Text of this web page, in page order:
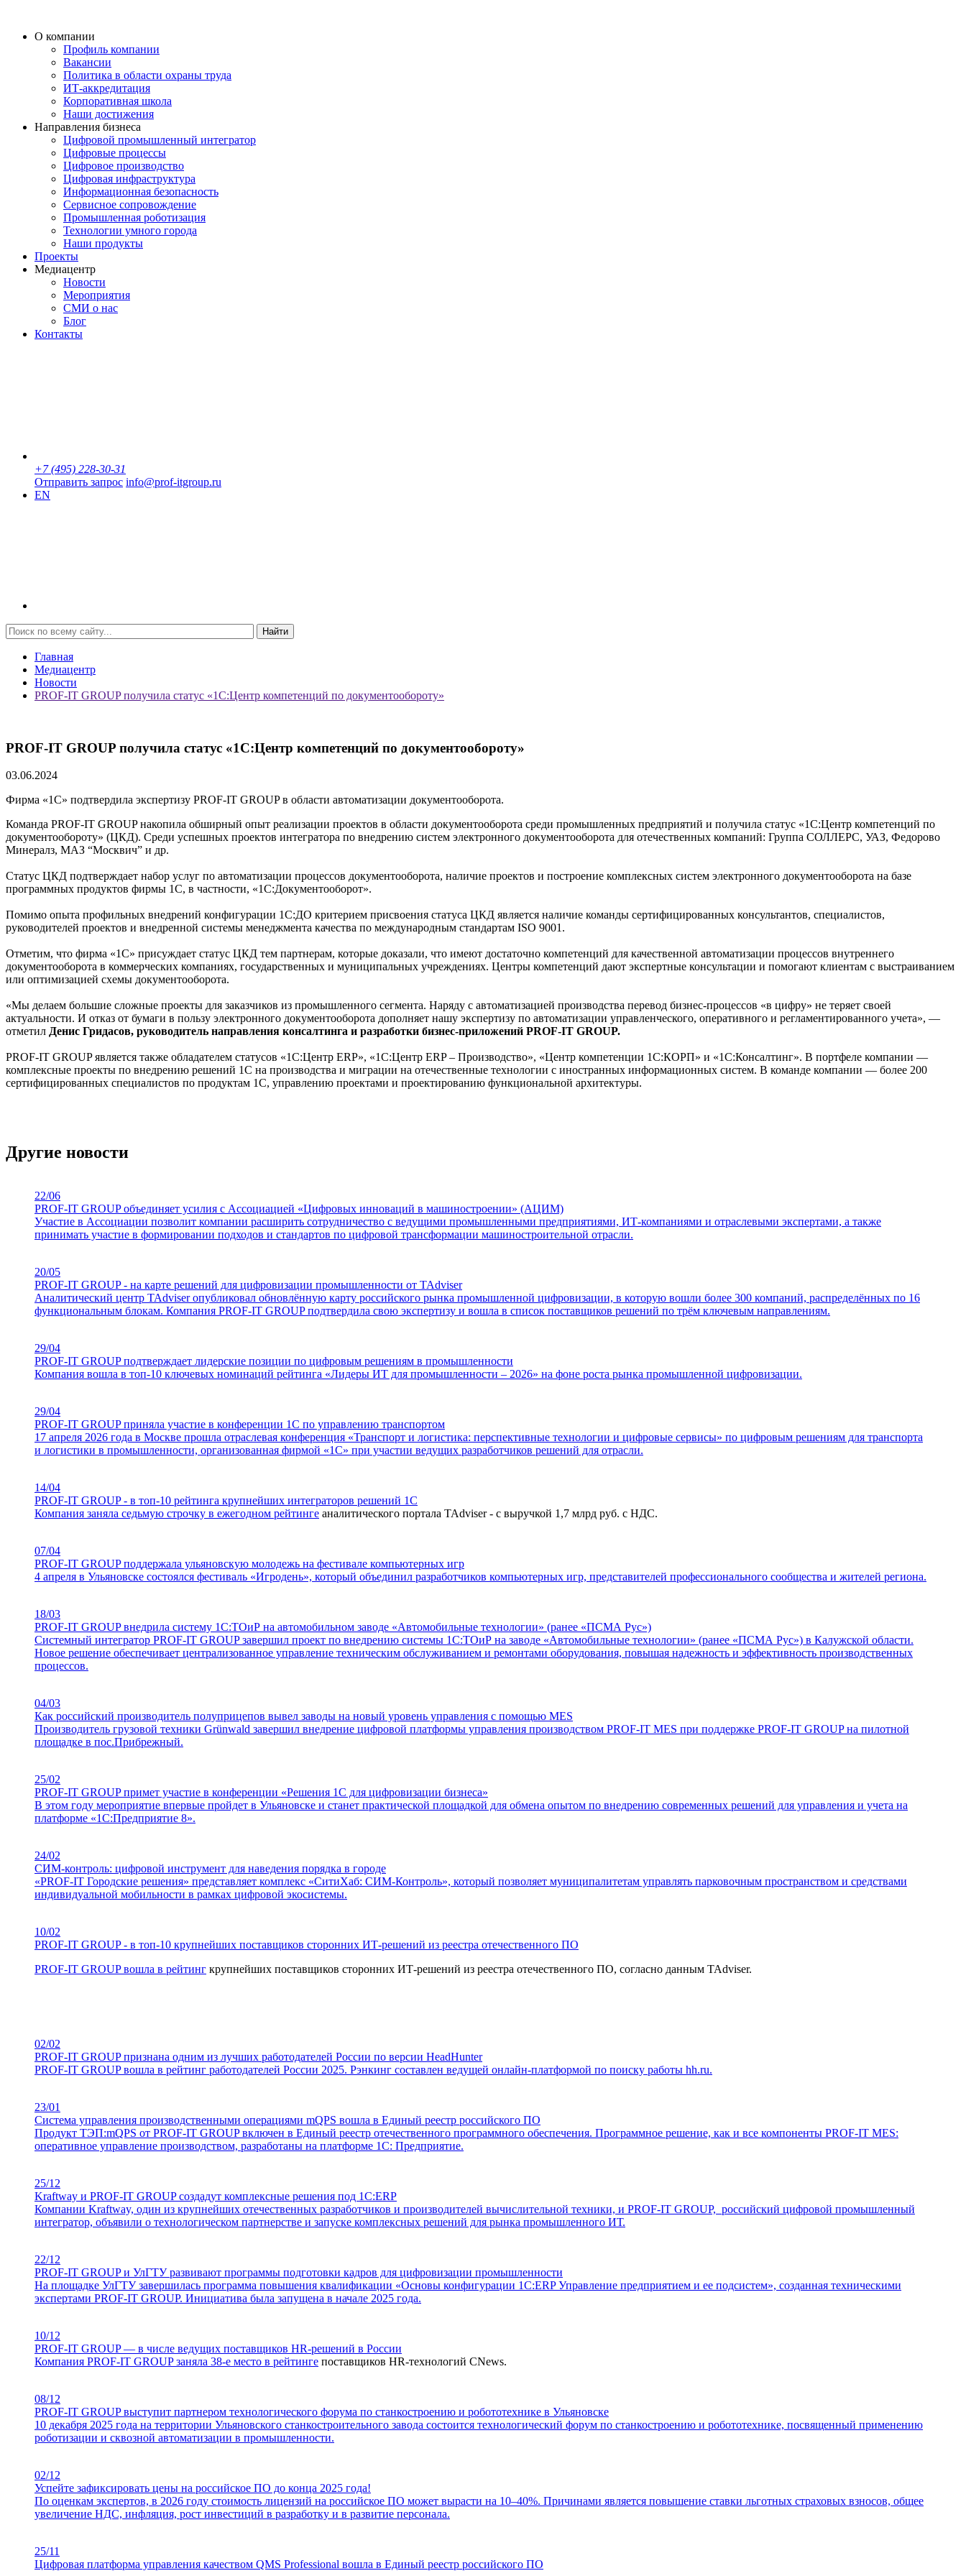
О компании
Профиль компании
Вакансии
Политика в области охраны труда
ИТ-аккредитация
Корпоративная школа
Наши достижения
Направления бизнеса
Цифровой промышленный интегратор
Цифровые процессы
Цифровое производство
Цифровая инфраструктура
Информационная безопасность
Сервисное сопровождение
Промышленная роботизация
Технологии умного города
Наши продукты
Проекты
Медиацентр
Новости
Мероприятия
СМИ о нас
Блог
Контакты
+7 (495) 228-30-31
Отправить запрос info@prof-itgroup.ru
EN
Найти
Главная
Медиацентр
Новости
PROF-IT GROUP получила статус «1С:Центр компетенций по документообороту»
PROF-IT GROUP получила статус «1С:Центр компетенций по документообороту»
03.06.2024
Фирма «1С» подтвердила экспертизу PROF-IT GROUP в области автоматизации документооборота.
Команда PROF-IT GROUP накопила обширный опыт реализации проектов в области документооборота среди промышленных предприятий и получила статус «1С:Центр компетенций по
документообороту» (ЦКД). Среди успешных проектов интегратора по внедрению систем электронного документооборота для отечественных компаний: Группа СОЛЛЕРС, УАЗ, Федорово
Минералз, МАЗ “Москвич” и др.
Статус ЦКД подтверждает набор услуг по автоматизации процессов документооборота, наличие проектов и построение комплексных систем электронного документооборота на базе
программных продуктов фирмы 1С, в частности, «1С:Документооборот».
Помимо опыта профильных внедрений конфигурации 1С:ДО критерием присвоения статуса ЦКД является наличие команды сертифицированных консультантов, специалистов,
руководителей проектов и внедренной системы менеджмента качества по международным стандартам ISO 9001.
Отметим, что фирма «1С» присуждает статус ЦКД тем партнерам, которые доказали, что имеют достаточно компетенций для качественной автоматизации процессов внутреннего
документооборота в коммерческих компаниях, государственных и муниципальных учреждениях. Центры компетенций дают экспертные консультации и помогают клиентам с выстраиванием
или оптимизацией схемы документооборота.
«Мы делаем большие сложные проекты для заказчиков из промышленного сегмента. Наряду с автоматизацией производства перевод бизнес-процессов «в цифру» не теряет своей
актуальности. И отказ от бумаги в пользу электронного документооборота дополняет нашу экспертизу по автоматизации управленческого, оперативного и регламентированного учета», —
отметил Денис Гридасов, руководитель направления консалтинга и разработки бизнес-приложений PROF-IT GROUP.
PROF-IT GROUP является также обладателем статусов «1С:Центр ERP», «1С:Центр ERP – Производство», «Центр компетенции 1С:КОРП» и «1С:Консалтинг». В портфеле компании —
комплексные проекты по внедрению решений 1С на производства и миграции на отечественные технологии с иностранных информационных систем. В команде компании — более 200
сертифицированных специалистов по продуктам 1С, управлению проектами и проектированию функциональной архитектуры.
Другие новости
22/06
PROF-IT GROUP объединяет усилия с Ассоциацией «Цифровых инноваций в машиностроении» (АЦИМ)
Участие в Ассоциации позволит компании расширить сотрудничество с ведущими промышленными предприятиями, ИТ-компаниями и отраслевыми экспертами, а также
принимать участие в формировании подходов и стандартов по цифровой трансформации машиностроительной отрасли.
20/05
PROF-IT GROUP - на карте решений для цифровизации промышленности от TAdviser
Аналитический центр TAdviser опубликовал обновлённую карту российского рынка промышленной цифровизации, в которую вошли более 300 компаний, распределённых по 16
функциональным блокам. Компания PROF-IT GROUP подтвердила свою экспертизу и вошла в список поставщиков решений по трём ключевым направлениям.
29/04
PROF-IT GROUP подтверждает лидерские позиции по цифровым решениям в промышленности
Компания вошла в топ-10 ключевых номинаций рейтинга «Лидеры ИТ для промышленности – 2026» на фоне роста рынка промышленной цифровизации.
29/04
PROF-IT GROUP приняла участие в конференции 1С по управлению транспортом
17 апреля 2026 года в Москве прошла отраслевая конференция «Транспорт и логистика: перспективные технологии и цифровые сервисы» по цифровым решениям для транспорта
и логистики в промышленности, организованная фирмой «1С» при участии ведущих разработчиков решений для отрасли.
14/04
PROF-IT GROUP - в топ-10 рейтинга крупнейших интеграторов решений 1С
Компания заняла седьмую строчку в ежегодном рейтинге аналитического портала TAdviser - с выручкой 1,7 млрд руб. с НДС.
07/04
PROF-IT GROUP поддержала ульяновскую молодежь на фестивале компьютерных игр
4 апреля в Ульяновске состоялся фестиваль «Игродень», который объединил разработчиков компьютерных игр, представителей профессионального сообщества и жителей региона.
18/03
PROF-IT GROUP внедрила систему 1С:ТОиР на автомобильном заводе «Автомобильные технологии» (ранее «ПСМА Рус»)
Системный интегратор PROF-IT GROUP завершил проект по внедрению системы 1С:ТОиР на заводе «Автомобильные технологии» (ранее «ПСМА Рус») в Калужской области.
Новое решение обеспечивает централизованное управление техническим обслуживанием и ремонтами оборудования, повышая надежность и эффективность производственных
процессов.
04/03
Как российский производитель полуприцепов вывел заводы на новый уровень управления с помощью MES
Производитель грузовой техники Grünwald завершил внедрение цифровой платформы управления производством PROF-IT MES при поддержке PROF-IT GROUP на пилотной
площадке в пос.Прибрежный.
25/02
PROF-IT GROUP примет участие в конференции «Решения 1С для цифровизации бизнеса»
В этом году мероприятие впервые пройдет в Ульяновске и станет практической площадкой для обмена опытом по внедрению современных решений для управления и учета на
платформе «1С:Предприятие 8».
24/02
СИМ-контроль: цифровой инструмент для наведения порядка в городе
«PROF-IT Городские решения» представляет комплекс «СитиХаб: СИМ-Контроль», который позволяет муниципалитетам управлять парковочным пространством и средствами
индивидуальной мобильности в рамках цифровой экосистемы.
10/02
PROF-IT GROUP - в топ-10 крупнейших поставщиков сторонних ИТ-решений из реестра отечественного ПО
PROF-IT GROUP вошла в рейтинг крупнейших поставщиков сторонних ИТ-решений из реестра отечественного ПО, согласно данным TAdviser.
02/02
PROF-IT GROUP признана одним из лучших работодателей России по версии HeadHunter
PROF-IT GROUP вошла в рейтинг работодателей России 2025. Рэнкинг составлен ведущей онлайн-платформой по поиску работы hh.ru.
23/01
Система управления производственными операциями mQPS вошла в Единый реестр российского ПО
Продукт ТЭП:mQРS от PROF-IT GROUP включен в Единый реестр отечественного программного обеспечения. Программное решение, как и все компоненты PROF-IT MES:
оперативное управление производством, разработаны на платформе 1С: Предприятие.
25/12
Kraftway и PROF-IT GROUP создадут комплексные решения под 1С:ERP
Компании Kraftway, один из крупнейших отечественных разработчиков и производителей вычислительной техники, и PROF-IT GROUP, российский цифровой промышленный
интегратор, объявили о технологическом партнерстве и запуске комплексных решений для рынка промышленного ИТ.
22/12
PROF-IT GROUP и УлГТУ развивают программы подготовки кадров для цифровизации промышленности
На площадке УлГТУ завершилась программа повышения квалификации «Основы конфигурации 1С:ERP Управление предприятием и ее подсистем», созданная техническими
экспертами PROF-IT GROUP. Инициатива была запущена в начале 2025 года.
10/12
PROF-IT GROUP — в числе ведущих поставщиков HR-решений в России
Компания PROF-IT GROUP заняла 38-е место в рейтинге поставщиков HR-технологий CNews.
08/12
PROF-IT GROUP выступит партнером технологического форума по станкостроению и робототехнике в Ульяновске
10 декабря 2025 года на территории Ульяновского станкостроительного завода состоится технологический форум по станкостроению и робототехнике, посвященный применению
роботизации и сквозной автоматизации в промышленности.
02/12
Успейте зафиксировать цены на российское ПО до конца 2025 года!
По оценкам экспертов, в 2026 году стоимость лицензий на российское ПО может вырасти на 10–40%. Причинами является повышение ставки льготных страховых взносов, общее
увеличение НДС, инфляция, рост инвестиций в разработку и в развитие персонала.
25/11
Цифровая платформа управления качеством QMS Professional вошла в Единый реестр российского ПО